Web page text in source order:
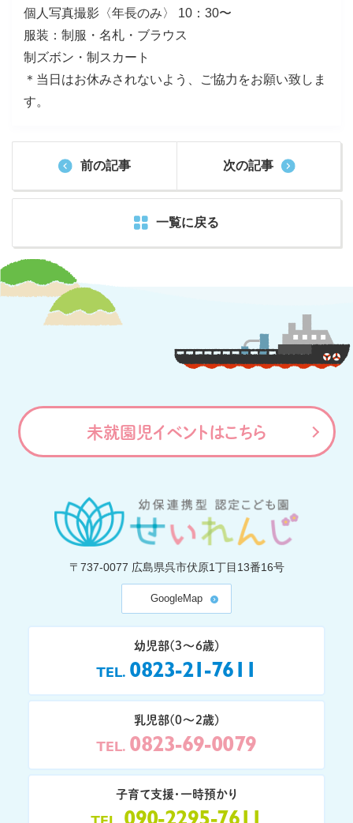
個人写真撮影〈年長のみ〉 10：30〜
服装：制服・名札・ブラウス
制ズボン・制スカート
＊当日はお休みされないよう、ご協力をお願い致しま
す。
前の記事
一覧に戻る
次の記事
未就園児イベントはこちら
〒737-0077 広島県呉市伏原1丁目13番16号
GoogleMap
幼児部(3〜6歳)
TEL 0823-21-7611
乳児部(0〜2歳)
TEL 0823-69-0079
子育て支援・一時預かり